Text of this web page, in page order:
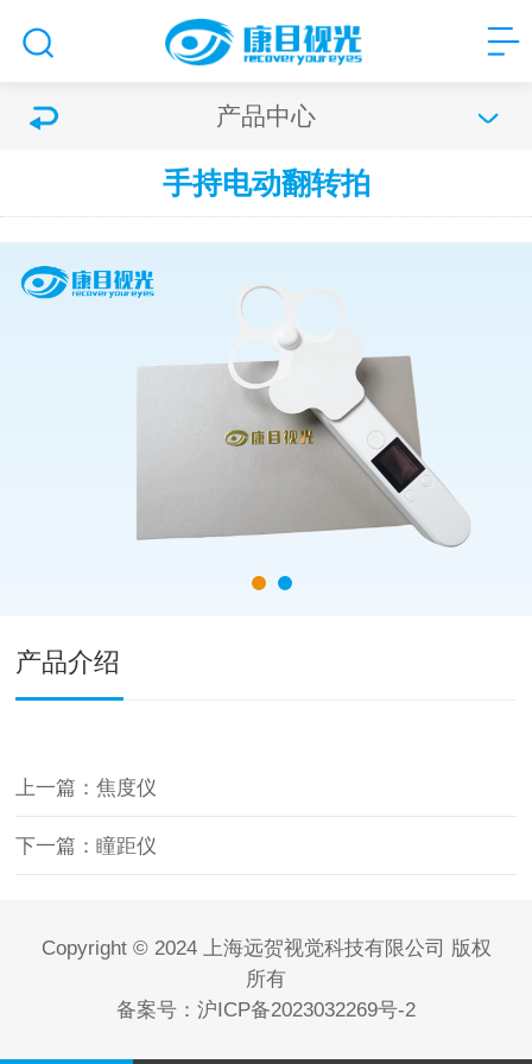
产品中心
手持电动翻转拍
产品介绍
上一篇：焦度仪
下一篇：瞳距仪
Copyright © 2024 上海远贺视觉科技有限公司 版权
所有
备案号： 沪ICP备2023032269号-2